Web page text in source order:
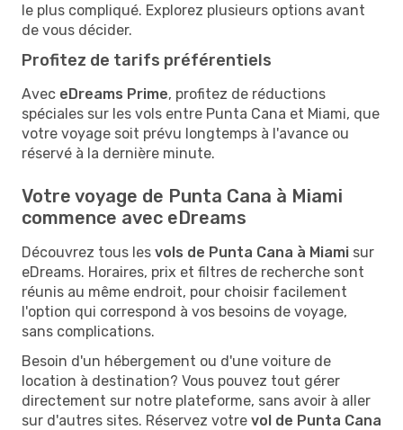
le plus compliqué. Explorez plusieurs options avant
de vous décider.
Profitez de tarifs préférentiels
Avec eDreams Prime, profitez de réductions
spéciales sur les vols entre Punta Cana et Miami, que
votre voyage soit prévu longtemps à l'avance ou
réservé à la dernière minute.
Votre voyage de Punta Cana à Miami
commence avec eDreams
Découvrez tous les vols de Punta Cana à Miami sur
eDreams. Horaires, prix et filtres de recherche sont
réunis au même endroit, pour choisir facilement
l'option qui correspond à vos besoins de voyage,
sans complications.
Besoin d'un hébergement ou d'une voiture de
location à destination? Vous pouvez tout gérer
directement sur notre plateforme, sans avoir à aller
sur d'autres sites. Réservez votre vol de Punta Cana